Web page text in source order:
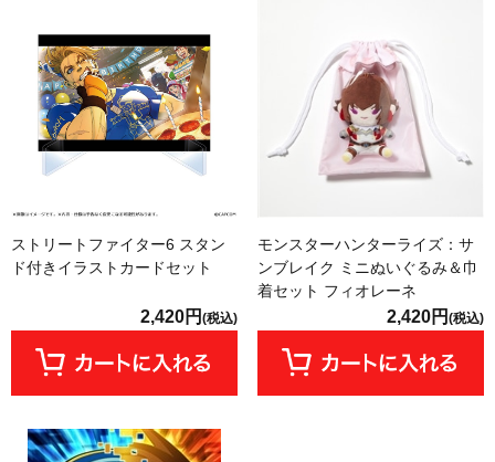
ストリートファイター6 スタン
ド付きイラストカードセット
2,420円 (税込)
モンスターハンターライズ：サ
ンブレイク ミニぬいぐるみ＆巾
着セット フィオレーネ
2,420円 (税込)